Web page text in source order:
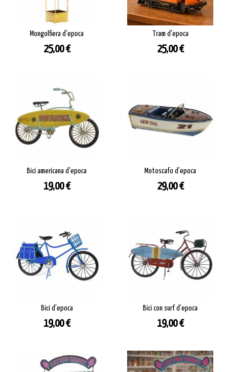
Mongolfiera d'epoca
Prezzo
25,00 €
Tram d'epoca
Prezzo
25,00 €
Bici americana d'epoca
Prezzo
19,00 €
Motoscafo d'epoca
Prezzo
29,00 €
Bici d'epoca
Prezzo
19,00 €
Bici con surf d'epoca
Prezzo
19,00 €